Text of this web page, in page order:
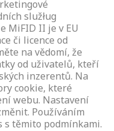
služług
MiFID II je v EU
či licence od
na vědomí, že
od uživatelů, kteří
inzerentů. Na
cookie, které
webu. Nastavení
Používáním
těmito podmínkami.